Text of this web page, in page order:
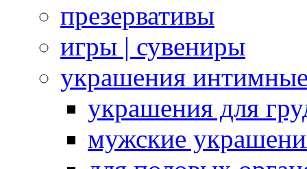
презервативы
игры | сувениры
украшения
украшения для
мужские